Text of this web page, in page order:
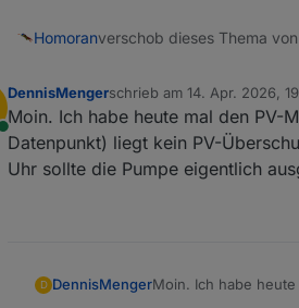
Homoranverschob dieses Thema
Online
DennisMengerschrieb am 14. Apr. 2026,
zuletzt editiert von
Moin. Ich habe heute mal den PV-
Datenpunkt) liegt kein PV-
Uhr sollte die Pumpe eigentlich
D DennisMengerMoin. Ich habe